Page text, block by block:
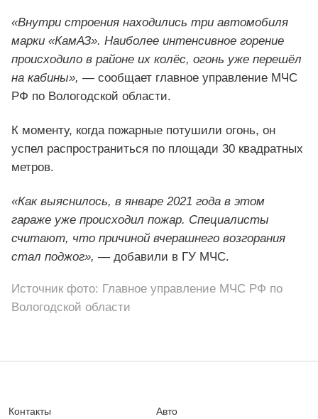
«Внутри строения находились три автомобиля
марки «КамАЗ». Наиболее интенсивное горение
происходило в районе их колёс, огонь уже перешёл
на кабины», — сообщает главное управление МЧС
РФ по Вологодской области.
К моменту, когда пожарные потушили огонь, он
успел распространиться по площади 30 квадратных
метров.
«Как выяснилось, в январе 2021 года в этом
гараже уже происходил пожар. Специалисты
считают, что причиной вчерашнего возгорания
стал поджог», — добавили в ГУ МЧС.
Источник фото: Главное управление МЧС РФ по
Вологодской области
Контакты Авто